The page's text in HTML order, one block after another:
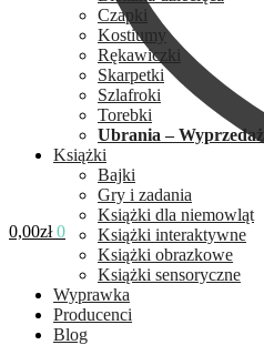
0,00zł 0
Czapki
Kostiumy
Rękawiczki
Skarpetki
Szlafroki
Torebki
Ubrania – Wyprzedaż
Książki
Bajki
Gry i zadania
Książki dla niemowląt
Książki interaktywne
Książki obrazkowe
Książki sensoryczne
Wyprawka
Producenci
Blog